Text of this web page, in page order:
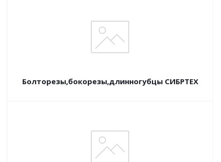
Болторезы,бокорезы,длинногубцы СИБРТЕХ